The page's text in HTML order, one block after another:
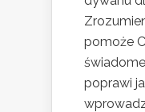
pomoże
poprawi